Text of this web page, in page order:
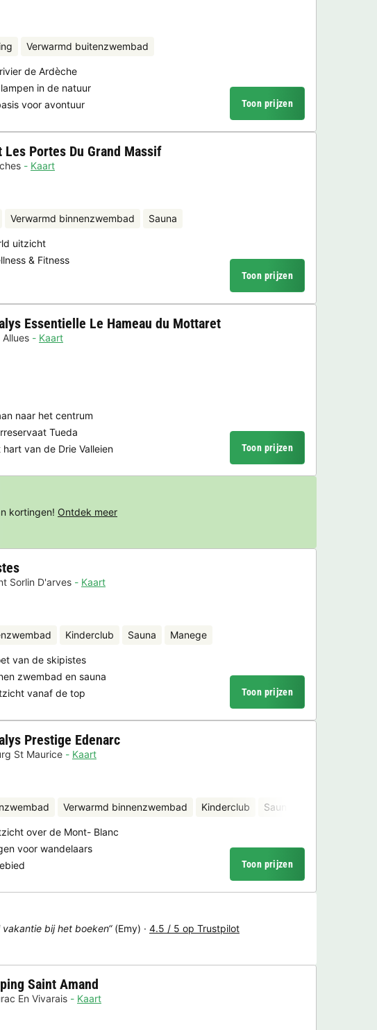
Verwarmd buitenzwembad
de Ardèche
in de natuur
voor avontuur
Toon prijzen
Les Portes Du Grand Massif
Kaart
Verwarmd binnenzwembad Sauna
uitzicht
& Fitness
Toon prijzen
Essentielle Le Hameau du Mottaret
Allues Kaart
naar het centrum
Tueda
hart van de Drie Valleien
Toon prijzen
Sorlin D'arves Kaart
Kinderclub Sauna Manege
van de skipistes
zwembad en sauna
vanaf de top
Toon prijzen
Prestige Edenarc
St Maurice Kaart
Verwarmd binnenzwembad Kinderclub Sauna
over de Mont- Blanc
voor wandelaars
Toon prijzen
Saint Amand
En Vivarais Kaart
kortingen! Ontdek meer
vakantie bij het boeken“(Emy) · 4.5 / 5 op Trustpilot